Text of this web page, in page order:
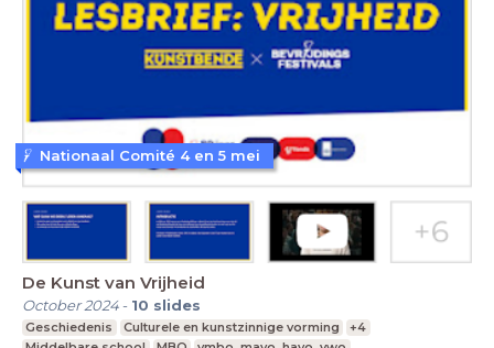
De Kunst van Vrijheid
October 2024- 10 slides
Geschiedenis Culturele en kunstzinnige vorming
+4
Nationaal Comité 4 en 5 mei